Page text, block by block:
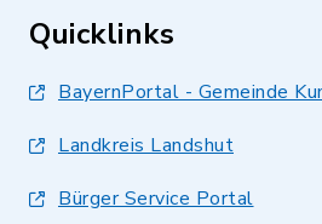
Quicklinks
BayernPortal - Gemeinde
Landkreis Landshut
Bürger Service Portal